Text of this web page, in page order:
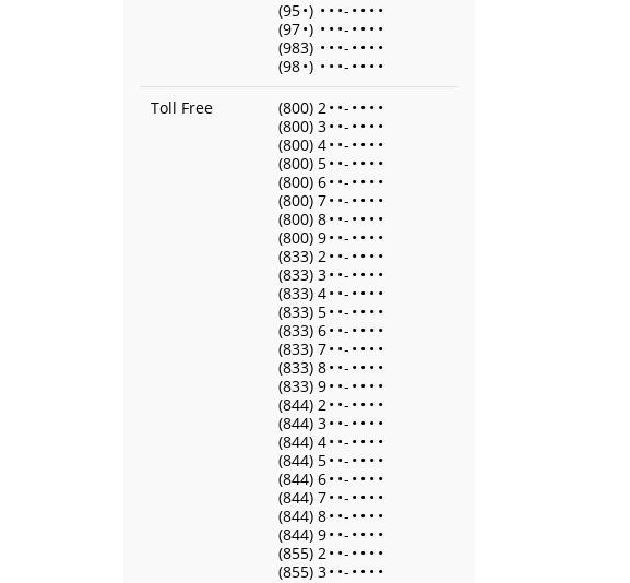
(95•) • • •- • • • •
(97•) • • •- • • • •
(983) • • •- • • • •
(98•) • • •- • • • •
Toll Free
(800) 2• •- • • • •
(800) 3• •- • • • •
(800) 4• •- • • • •
(800) 5• •- • • • •
(800) 6• •- • • • •
(800) 7• •- • • • •
(800) 8• •- • • • •
(800) 9• •- • • • •
(833) 2• •- • • • •
(833) 3• •- • • • •
(833) 4• •- • • • •
(833) 5• •- • • • •
(833) 6• •- • • • •
(833) 7• •- • • • •
(833) 8• •- • • • •
(833) 9• •- • • • •
(844) 2• •- • • • •
(844) 3• •- • • • •
(844) 4• •- • • • •
(844) 5• •- • • • •
(844) 6• •- • • • •
(844) 7• •- • • • •
(844) 8• •- • • • •
(844) 9• •- • • • •
(855) 2• •- • • • •
(855) 3• •- • • • •